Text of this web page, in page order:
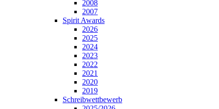
2008
2007
Spirit Awards
2026
2025
2024
2023
2022
2021
2020
2019
Schreibwettbewerb